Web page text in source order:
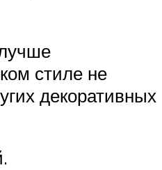
стиле не
декоративных